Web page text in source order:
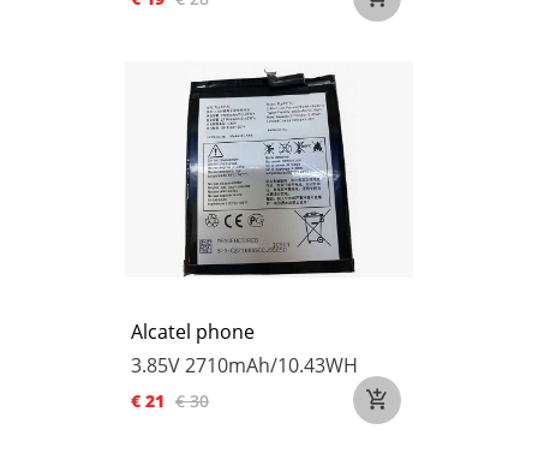
Alcatel phone
3.85V2710mAh/10.43WH
€ 21 € 30